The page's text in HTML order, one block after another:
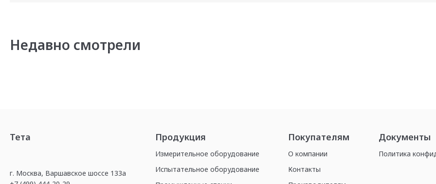
Недавно смотрели
Тета
г. Москва, Варшавское шоссе 133а
Продукция
Измерительное оборудование
Испытательное оборудование
Покупателям
О компании
Контакты
Документы
Политика